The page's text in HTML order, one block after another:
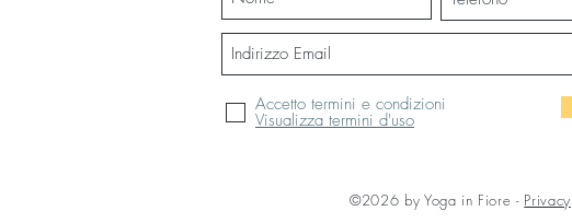
Accetto termini e condizioni
Visualizza termini d'uso
©2026 by Yoga in Fiore - Privacy